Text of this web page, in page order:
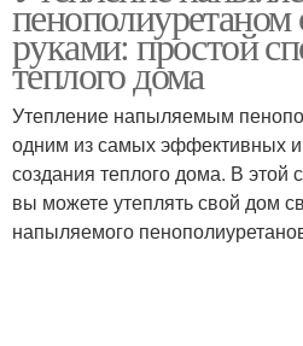
руками: простой
теплого дома
Утепление напыляемым
одним из самых эффективных
создания теплого дома. В этой
вы можете утеплять свой дом
напыляемого